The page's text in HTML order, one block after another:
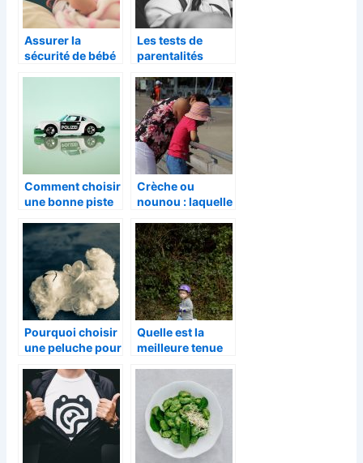
Assurer la
sécurité de bébé
Les tests de
parentalités
aider à devenir
de meilleurs
parents?
Comment choisir
une bonne piste
Crèche ou
nounou : laquelle
mieux ?
Pourquoi choisir
une peluche pour
Quelle est la
meilleure tenue
enfant ?